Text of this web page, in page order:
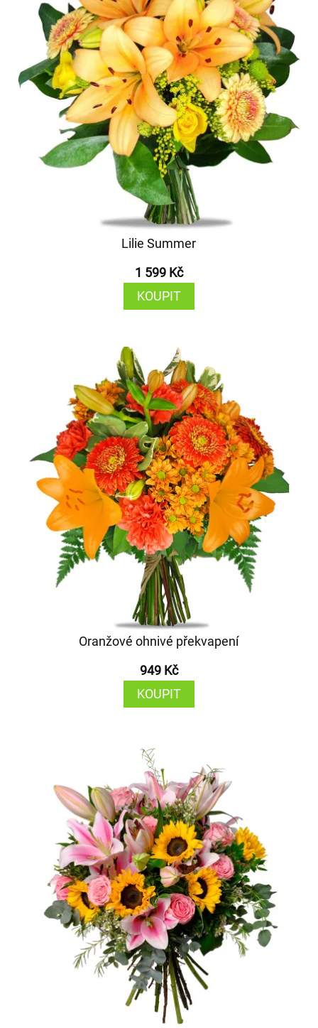
Lilie Summer
1 599 Kč
KOUPIT
Oranžové ohnivé překvapení
949 Kč
KOUPIT